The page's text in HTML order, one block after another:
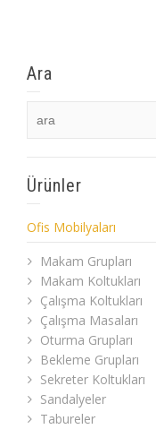
Ara
Ürünler
Ofis Mobilyaları
Makam Grupları
Makam Koltukları
Çalışma Koltukları
Çalışma Masaları
Oturma Grupları
Bekleme Grupları
Sekreter Koltukları
Sandalyeler
Tabureler